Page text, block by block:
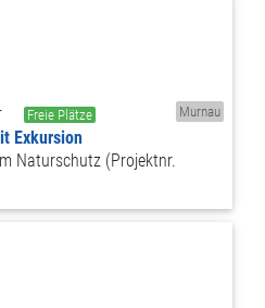
Freie Plätze Murnau
Exkursion
Naturschutz (Projektnr.